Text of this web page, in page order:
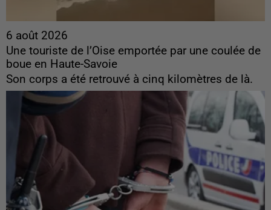
6 août 2026
Une touriste de l’Oise emportée par une coulée de
boue en Haute-Savoie
Son corps a été retrouvé à cinq kilomètres de là.